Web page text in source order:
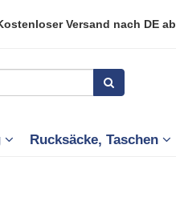
Versand nach DE
Rucksäcke, Taschen